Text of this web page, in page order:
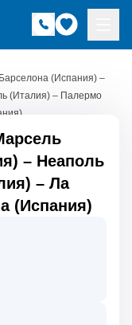
Барселона (Испания) –
(Италия) – Палермо
– Неаполь
– Ла
(Испания)